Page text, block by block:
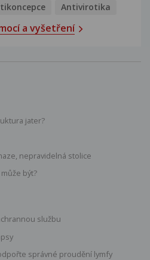
Antivirotika
a vyšetření
jater?
nepravidelná stolice
být?
službu
správné proudění lymfy